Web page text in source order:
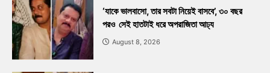
‘যাকে ভালবাসো, তার সবটা নিয়েই বাসবে’, ৩০ বছর
পরও সেই হাতটাই ধরে অপরাজিতা আঢ্য
August 8, 2026